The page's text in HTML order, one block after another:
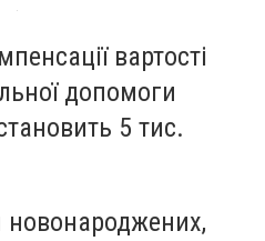
вартості
допомоги
5 тис.